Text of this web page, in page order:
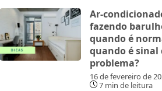
Ar-
fazendo
quando é
quando é sinal
problema?
16 de fevereiro de
7 min de leitura